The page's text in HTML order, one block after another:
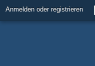
Anmelden oder registrieren